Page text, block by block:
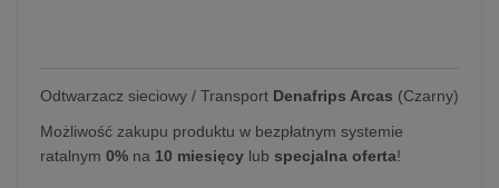
Odtwarzacz sieciowy / Transport Denafrips Arcas (Czarny)
Możliwość zakupu produktu w bezpłatnym systemie
ratalnym 0% na 10 miesięcy lub specjalna oferta!